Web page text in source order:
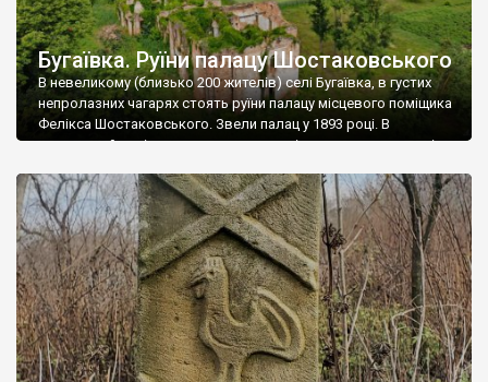
Бугаївка. Руїни палацу Шостаковського
В невеликому (близько 200 жителів) селі Бугаївка, в густих
непролазних чагарях стоять руїни палацу місцевого поміщика
Фелікса Шостаковського. Звели палац у 1893 році. В
радянський період у ньому спочатку містилася школа, потім
століття тут розмістили туберкульозну лікарню. Коли із
палацу виїхала лікарня – ми точно не […]